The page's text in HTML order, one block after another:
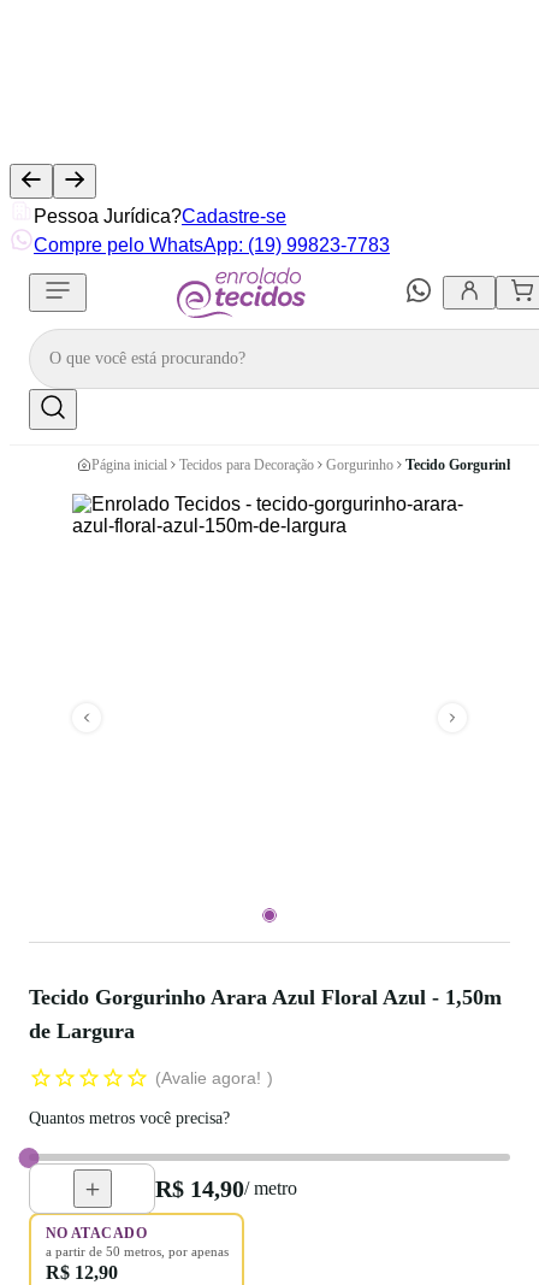
Pessoa Jurídica?Cadastre-se
Compre pelo WhatsApp: (19) 99823-7783
Página inicial Tecidos para Decoração Gorgurinho Tecido Gorgurinho
Tecido Gorgurinho Arara Azul Floral Azul - 1,50m
de Largura
Avalie agora!
Quantos metros você precisa?
R$ 14,90/ metro
NO ATACADO
a partir de 50 metros, por apenas
R$ 12,90